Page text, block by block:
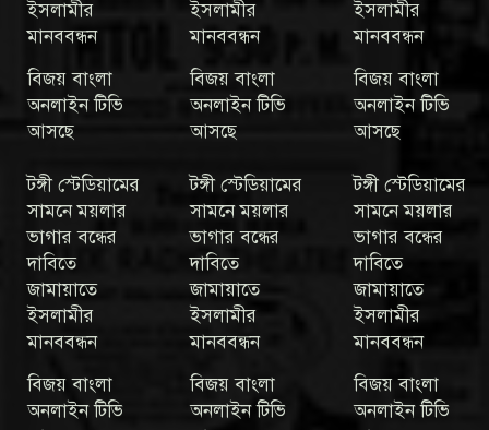
ইসলামীর
মানববন্ধন
বিজয় বাংলা
অনলাইন টিভি
আসছে
ইসলামীর
মানববন্ধন
বিজয় বাংলা
অনলাইন টিভি
আসছে
ইসলামীর
মানববন্ধন
বিজয় বাংলা
অনলাইন টিভি
আসছে
টঙ্গী স্টেডিয়ামের
সামনে ময়লার
ভাগার বন্ধের
দাবিতে
জামায়াতে
ইসলামীর
মানববন্ধন
বিজয় বাংলা
অনলাইন টিভি
টঙ্গী স্টেডিয়ামের
সামনে ময়লার
ভাগার বন্ধের
দাবিতে
জামায়াতে
ইসলামীর
মানববন্ধন
বিজয় বাংলা
অনলাইন টিভি
টঙ্গী স্টেডিয়ামের
সামনে ময়লার
ভাগার বন্ধের
দাবিতে
জামায়াতে
ইসলামীর
মানববন্ধন
বিজয় বাংলা
অনলাইন টিভি